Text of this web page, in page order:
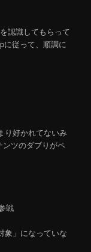
認識してもらって
に従って、順調に
好かれてないみ
ツのダブりがペ
戦
」になっていな